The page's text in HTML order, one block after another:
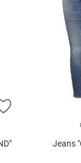
ZUR
Jeans